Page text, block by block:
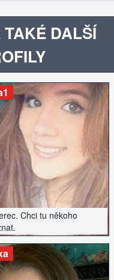
DALŠÍ
Chci tu někoho
ZOBRAZIT INZERÁT